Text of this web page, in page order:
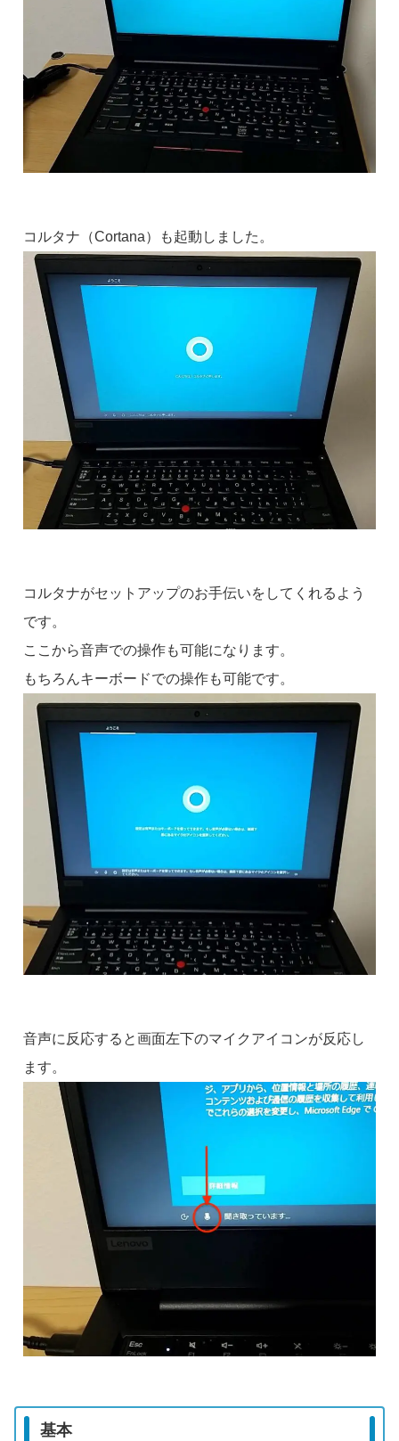
コルタナ（Cortana）も起動しました。
コルタナがセットアップのお手伝いをしてくれるよう
です。
ここから音声での操作も可能になります。
もちろんキーボードでの操作も可能です。
音声に反応すると画面左下のマイクアイコンが反応し
ます。
基本